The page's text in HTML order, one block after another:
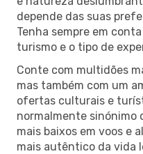
depende das suas
Tenha sempre em
turismo e o tipo de
Conte com multidões
mas também com um
ofertas culturais e
normalmente sinónimo
mais baixos em voos e
mais autêntico da vida